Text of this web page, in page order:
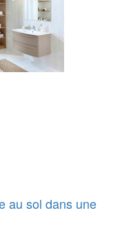
au sol dans une